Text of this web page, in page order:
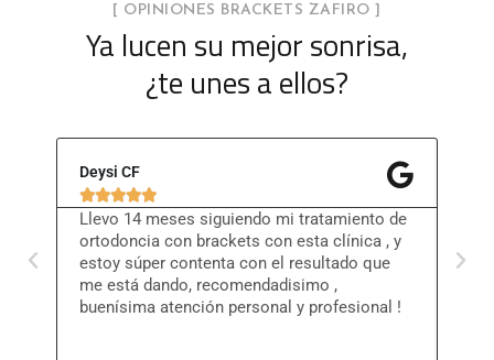
[ OPINIONES BRACKETS ZAFIRO ]
Ya lucen su mejor sonrisa,
¿te unes a ellos?
Deysi CF

Llevo 14 meses siguiendo mi tratamiento de
ortodoncia con brackets con esta clínica , y
estoy súper contenta con el resultado que
me está dando, recomendadisimo ,
buenísima atención personal y profesional !